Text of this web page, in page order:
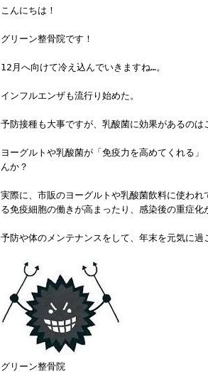
こんにちは！
グリーン整骨院です！
12月へ向けて冷え込んでいきますね…。
インフルエンザも流行り始めた。
予防接種も大事ですが、乳酸菌に効果があるのは
ヨーグルトや乳酸菌が「免疫力を高めてくれる
んか？
実際に、市販のヨーグルトや乳酸菌飲料に使わ
る免疫細胞の働きが高まったり、感染後の重症化
予防や体のメンテナンスをして、年末を元気に過
グリーン整骨院